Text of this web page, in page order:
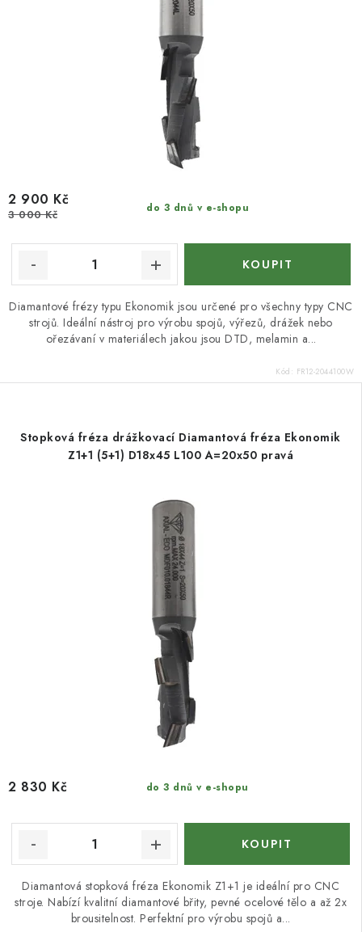
do 3 dnů v e-shopu
2 900 Kč
3 000 Kč
Diamantové frézy typu Ekonomik jsou určené pro všechny typy CNC
strojů. Ideální nástroj pro výrobu spojů, výřezů, drážek nebo
ořezávaní v materiálech jakou jsou DTD, melamin a...
Kód: FR12-2044100W
Stopková fréza drážkovací Diamantová fréza Ekonomik
Z1+1 (5+1) D18x45 L100 A=20x50 pravá
do 3 dnů v e-shopu
2 830 Kč
Diamantová stopková fréza Ekonomik Z1+1 je ideální pro CNC
stroje. Nabízí kvalitní diamantové břity, pevné ocelové tělo a až 2x
brousitelnost. Perfektní pro výrobu spojů a...